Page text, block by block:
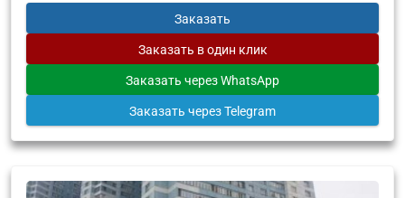
Заказать
Заказать в один клик
Заказать через WhatsApp
Заказать через Telegram